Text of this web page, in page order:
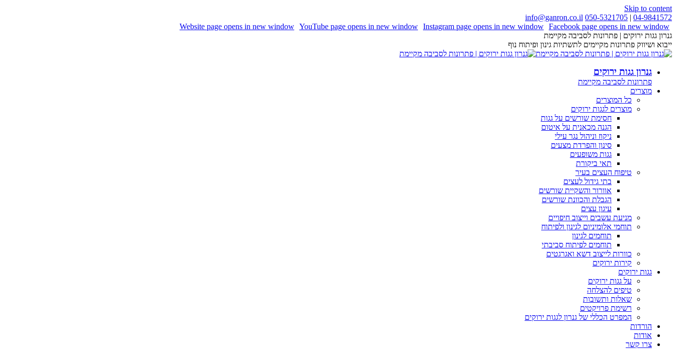
Skip to content
04-9841572
|
050-5321705
info@ganron.co.il
Website page opens in new window YouTube page opens in new window Instagram page opens in new window Facebook page opens in new window
גנרון גגות ירוקים | פתרונות לסביבה מקיימת
ייבוא ושיווק פתרונות מקיימים לתשתיות גינון ופיתוח נוף
גנרון גגות ירוקים
פתרונות לסביבה מקיימת
מוצרים
כל המוצרים
מוצרים לגגות ירוקים
חסימת שורשים על גגות
הגנה מכאנית על איטום
ניקוז וניהול נגר עילי
סינון והפרדת מצעים
גגות משופעים
תאי ביקורת
טיפוח העצים בעיר
בתי גידול לעצים
אוורור והשקיית שורשים
הגבלת והכוונת שורשים
עיגון עצים
מניעת עשבים וייצוב חיפויים
תוחמי אלומיניום לגינון ולפיתוח
תוחמים לגינון
תוחמים לפיתוח סביבתי
כוורות לייצוב דשא ואגרגטים
קירות ירוקים
גגות ירוקים
על גגות ירוקים
טיפים להצלחה
שאלות ותשובות
רשימת פרויקטים
המפרט הכללי של גנרון לגגות ירוקים
הורדות
אודות
צרו קשר